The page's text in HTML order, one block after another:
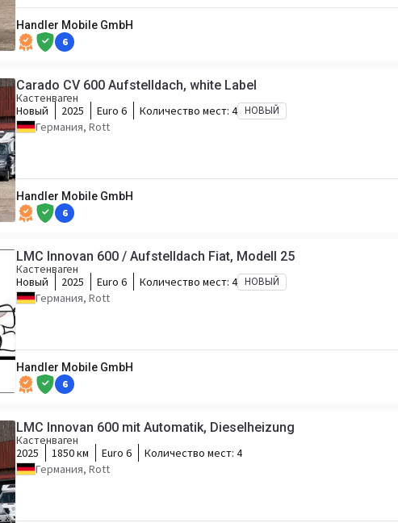
Handler Mobile GmbH
6
Carado CV 600 Aufstelldach, white Label
Кастенваген
Новый
2025 Euro 6 Количество мест: 4 НОВЫЙ
Германия, Rott
Handler Mobile GmbH
6
LMC Innovan 600 / Aufstelldach Fiat, Modell 25
Кастенваген
Новый
2025 Euro 6 Количество мест: 4 НОВЫЙ
Германия, Rott
Handler Mobile GmbH
6
LMC Innovan 600 mit Automatik, Dieselheizung
Кастенваген
2025
1850 км Euro 6 Количество мест: 4
Германия, Rott